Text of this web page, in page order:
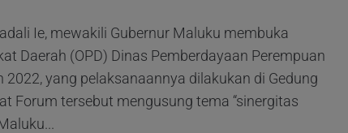
Ie, mewakili Gubernur Maluku membuka
Daerah (OPD) Dinas Pemberdayaan Perempuan
yang pelaksanaannya dilakukan di Gedung
Forum tersebut mengusung tema “sinergitas